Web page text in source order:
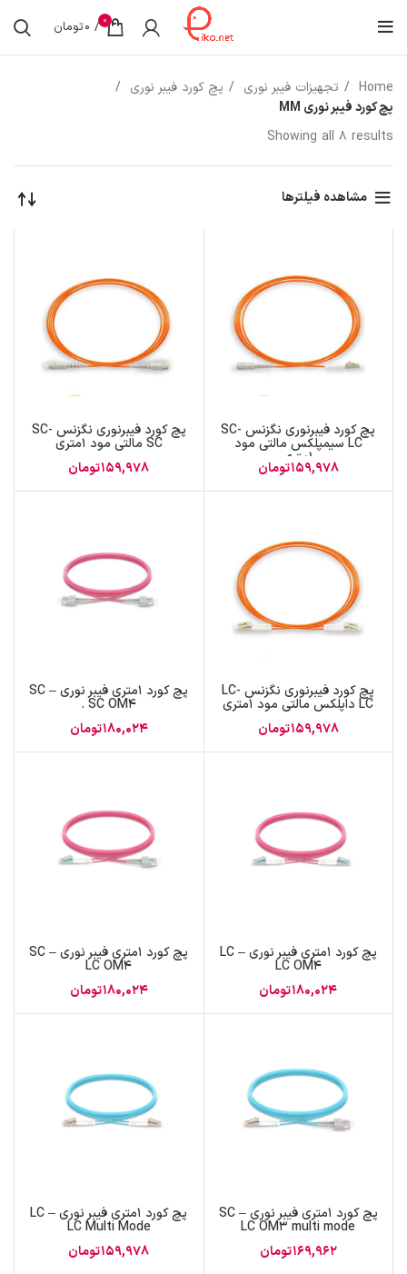
0
/
0تومان
Home تجهیزات فیبر نوری
پچ کورد فیبر نوری
پچ کورد فیبر نوری MM
Showing all 8 results
مشاهده فیلترها
پچ کورد فیبرنوری نگزنس SC-
LC سیمپلکس مالتی مود
1متری
159,978تومان
پچ کورد فیبرنوری نگزنس SC-
SC مالتی مود 1متری
159,978تومان
پچ کورد فیبرنوری نگزنس LC-
LC داپلکس مالتی مود 1متری
159,978تومان
پچ کورد 1متری فیبر نوری SC –
SC OM4 .
180,024تومان
پچ کورد 1متری فیبر نوری LC –
LC OM4
180,024تومان
پچ کورد 1متری فیبر نوری SC –
LC OM4
180,024تومان
پچ کورد 1متری فیبر نوری SC –
LC OM3 multi mode
169,962تومان
پچ کورد 1متری فیبر نوری LC –
LC Multi Mode
159,978تومان